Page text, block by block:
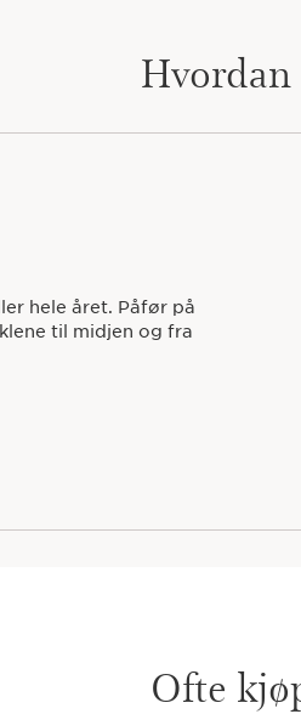
hele året. Påfør på
til midjen og fra
Ofte